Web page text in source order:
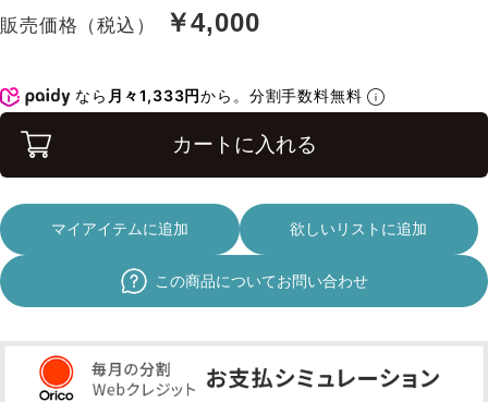
販売価格（税込） ￥4,000
なら 月々1,333円から。分割手数料無料
カートに入れる
マイアイテムに追加 欲しいリストに追加
この商品についてお問い合わせ